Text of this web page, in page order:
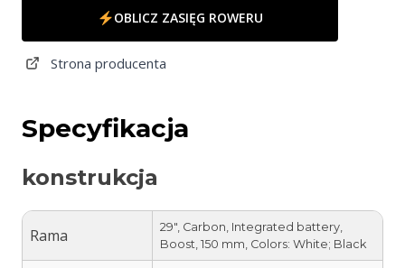
OBLICZ ZASIĘG ROWERU
Strona producenta
Specyfikacja
konstrukcja
Rama
29", Carbon, Integrated battery,
Boost, 150 mm, Colors: White; Black